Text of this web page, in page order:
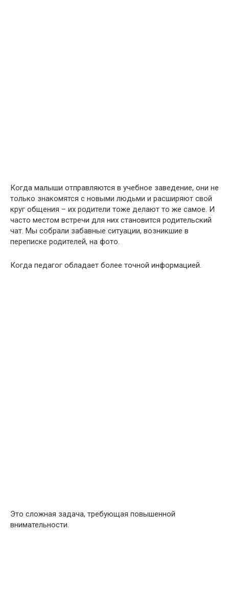
Когда малыши отправляются в учебное заведение, они не
только знакомятся с новыми людьми и расширяют свой
круг общения – их родители тоже делают то же самое. И
часто местом встречи для них становится родительский
чат. Мы собрали забавные ситуации, возникшие в
переписке родителей, на фото.
Когда педагог обладает более точной информацией.
Это сложная задача, требующая повышенной
внимательности.